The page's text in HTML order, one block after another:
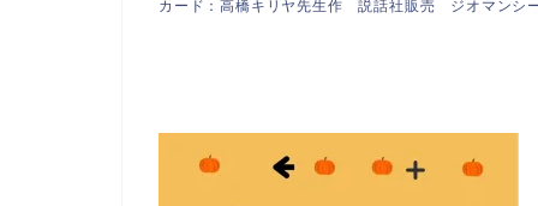
カード：高橋キリヤ先生作 説話社販売 ジオマンシ